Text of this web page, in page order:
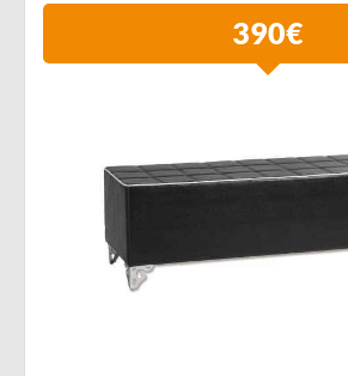
390€